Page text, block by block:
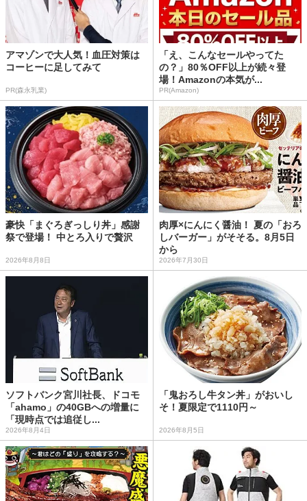
アマゾンで大人気！血圧対策は
コーヒーに足してみて
PR(森永乳業)
「え、こんなセールやってた
の？」80％OFF以上が続々登
場！Amazonの本気が...
PR(Amazon)
豪快「まぐろぎっしり丼」感謝
祭で登場！ 中とろ入りで贅沢
2026年8月8日
肉厚×にんにく醤油！ 夏の「おろ
しバーガー」がそそる。8月5日
から
2026年7月30日
ソフトバンク宮川社長、ドコモ
「ahamo」の40GBへの増量に
「現時点では追従し...
2026年8月4日
「鬼おろし牛タン丼」がおいし
そ！夏限定で1110円～
2026年8月5日